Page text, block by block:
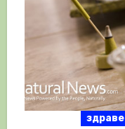
здраве